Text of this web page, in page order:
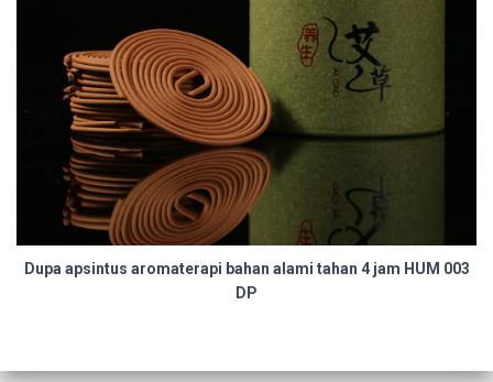
Dupa apsintus aromaterapi bahan alami tahan 4 jam HUM 003
DP